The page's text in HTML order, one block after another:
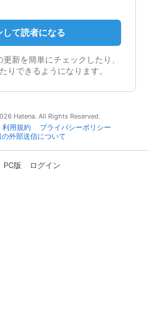
して読者になる
新を簡単にチェックしたり、
りできるようになります。
Hatena. All Rights Reserved.
利用規約
プライバシーポリシー
外部送信について
PC版 ログイン